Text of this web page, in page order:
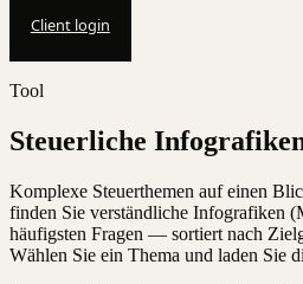
Client login
Tool
Steuerliche
Komplexe Steuerthemen auf einen
finden Sie verständliche Infografiken
häufigsten Fragen — sortiert nach
Wählen Sie ein Thema und laden Sie